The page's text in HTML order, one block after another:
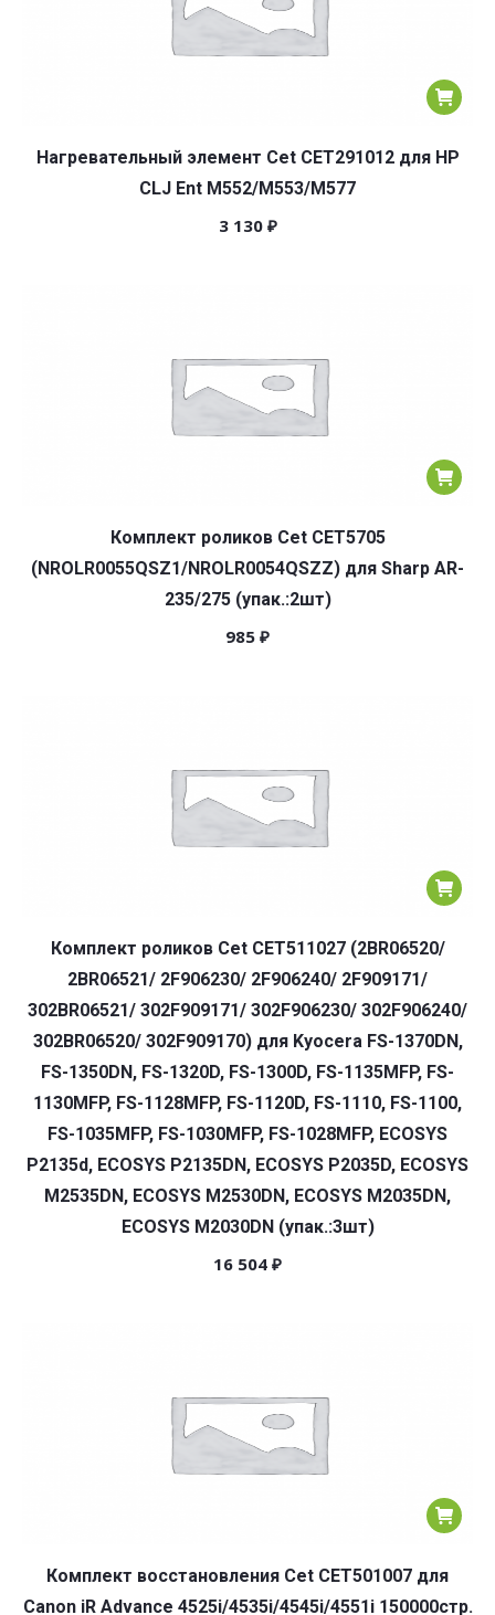
Нагревательный элемент Cet CET291012 для HP
CLJ Ent M552/M553/M577
3 130 ₽
Комплект роликов Cet CET5705
(NROLR0055QSZ1/NROLR0054QSZZ) для Sharp AR-
235/275 (упак.:2шт)
985 ₽
Комплект роликов Cet CET511027 (2BR06520/
2BR06521/ 2F906230/ 2F906240/ 2F909171/
302BR06521/ 302F909171/ 302F906230/ 302F906240/
302BR06520/ 302F909170) для Kyocera FS-1370DN,
FS-1350DN, FS-1320D, FS-1300D, FS-1135MFP, FS-
1130MFP, FS-1128MFP, FS-1120D, FS-1110, FS-1100,
FS-1035MFP, FS-1030MFP, FS-1028MFP, ECOSYS
P2135d, ECOSYS P2135DN, ECOSYS P2035D, ECOSYS
M2535DN, ECOSYS M2530DN, ECOSYS M2035DN,
ECOSYS M2030DN (упак.:3шт)
16 504 ₽
Комплект восстановления Cet CET501007 для
Canon iR Advance 4525i/4535i/4545i/4551i 150000стр.